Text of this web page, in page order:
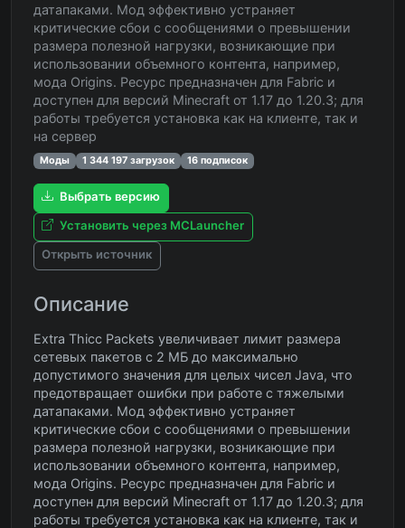
датапаками. Мод эффективно устраняет
критические сбои с сообщениями о превышении
размера полезной нагрузки, возникающие при
использовании объемного контента, например,
мода Origins. Ресурс предназначен для Fabric и
доступен для версий Minecraft от 1.17 до 1.20.3; для
работы требуется установка как на клиенте, так и
на сервер
Моды 1 344 197 загрузок 16 подписок
Выбрать версию
Установить через MCLauncher
Открыть источник
Описание
Extra Thicc Packets увеличивает лимит размера
сетевых пакетов с 2 МБ до максимально
допустимого значения для целых чисел Java, что
предотвращает ошибки при работе с тяжелыми
датапаками. Мод эффективно устраняет
критические сбои с сообщениями о превышении
размера полезной нагрузки, возникающие при
использовании объемного контента, например,
мода Origins. Ресурс предназначен для Fabric и
доступен для версий Minecraft от 1.17 до 1.20.3; для
работы требуется установка как на клиенте, так и